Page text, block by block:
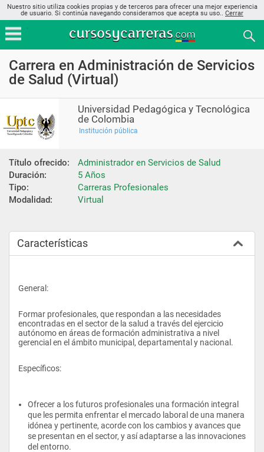
Nuestro sitio utiliza cookies propias y de terceros para ofrecer una mejor experiencia
de usuario. Si continúa navegando consideramos que acepta su uso.. Cerrar
Carrera en Administración de Servicios
de Salud (Virtual)
Universidad Pedagógica y Tecnológica
de Colombia
Institución pública
Título ofrecido:
Administrador en Servicios de Salud
Duración:
5 Años
Tipo:
Carreras Profesionales
Modalidad:
Virtual
Características
General:
Formar profesionales, que respondan a las necesidades
encontradas en el sector de la salud a través del ejercicio
autónomo en áreas de formación administrativa a nivel
gerencial en el ámbito municipal, departamental y nacional.
Específicos:
Ofrecer a los futuros profesionales una formación integral
que les permita enfrentar el mercado laboral de una manera
idónea y pertinente, acorde con los cambios y avances que
se presentan en el sector, y así adaptarse a las innovaciones
del entorno.